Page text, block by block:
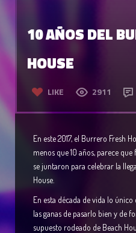
10 AÑOS DEL
HOUSE
LIKE 2911
En este 2017, el Burrero Fresh
menos que 10 años, parece
se juntaron para celebrar la
House.
En esta década de vida lo
las ganas de pasarlo bien y de
supuesto rodeado de Beach